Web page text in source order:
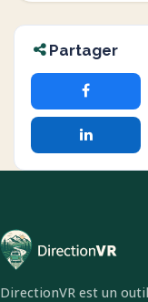
Partager
DirectionVR est un